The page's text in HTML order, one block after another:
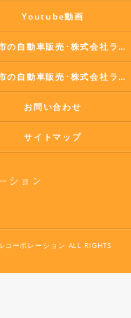
Youtube動画
町田市の自動車販売･株式会社ラポールコーポレーションの口コミ情報
町田市の自動車販売･株式会社ラポールコーポレーションのお客様の声
お問い合わせ
サイトマップ
ーポレーション ALL RIGHTS